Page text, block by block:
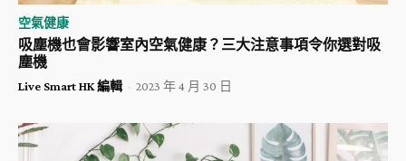
空氣健康
吸塵機也會影響室內空氣健康？三大注意事項令你選對吸
塵機
Live Smart HK 編輯 - 2023 年 4 月 30 日